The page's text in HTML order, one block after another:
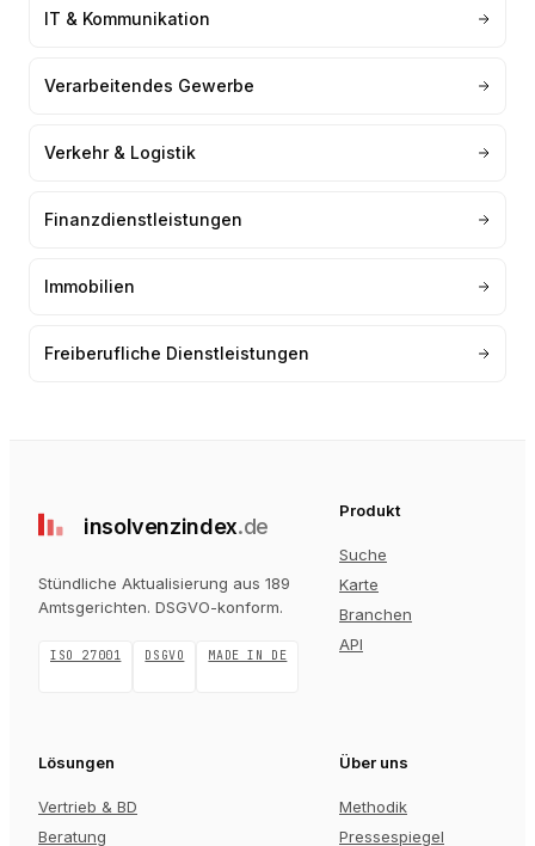
IT & Kommunikation
Verarbeitendes Gewerbe
Verkehr & Logistik
Finanzdienstleistungen
Immobilien
Freiberufliche Dienstleistungen
insolvenzindex.de
Stündliche Aktualisierung aus 189
Amtsgerichten. DSGVO-konform.
ISO 27001 DSGVO MADE IN DE
Produkt
Suche
Karte
Branchen
API
Lösungen
Vertrieb & BD
Beratung
Über uns
Methodik
Pressespiegel